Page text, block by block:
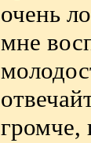
очень
мне
громче,